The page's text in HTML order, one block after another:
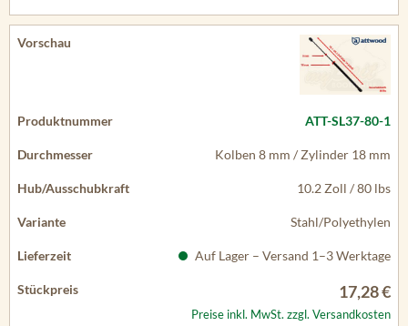
ATT-SL37-80-1
Kolben 8 mm / Zylinder 18 mm
10.2 Zoll / 80 lbs
Stahl/Polyethylen
Auf Lager – Versand 1–3 Werktage
17,28 €
Preise inkl. MwSt. zzgl. Versandkosten